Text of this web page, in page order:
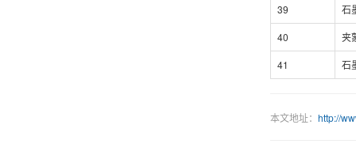
39 石
40 夹
41 石
本文地址： http://